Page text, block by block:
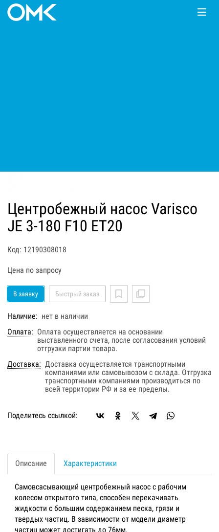
Центробежный насос Varisco
JE 3-180 F10 ET20
Код: 12190308018
Цена по запросу
В заявку Быстрый заказ
Наличие: нет в наличии
Оплата: Оплата осуществляется на основании
выставленного счета, после согласования условий
отгрузки партии товара.
Доставка: Доставка осуществляется транспортными
компаниями или самовывозом с склада. Отгрузка
транспортными компаниями производиться по
всей территории РФ и за ее пределы.
Поделитесь ссылкой:
Описание Характеристики
Самовсасывающий центробежный насос с рабочим
колесом открытого типа, способен перекачивать
жидкости с большим содержанием песка, грязи и
твердых частиц. В зависимости от модели диаметр
частиц может достигать до 76мм.